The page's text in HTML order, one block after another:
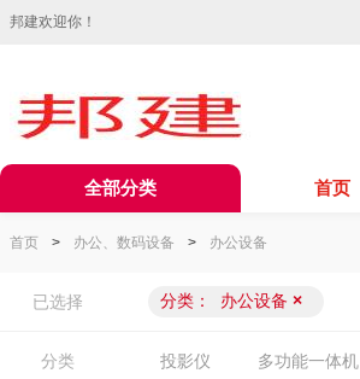
邦建欢迎你！
全部分类 首页
首页 > 办公、数码设备 > 办公设备
已选择 分类： 办公设备 ×
分类 投影仪 多功能一体机